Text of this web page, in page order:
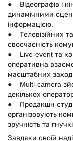
● Відеографів і
динамічними
інформацією.
● Телевізійних
своєчасність
● Live-event та
оперативна
масштабних
● Multi-camera
декількох
● Продакшн
організовують
зручність та
Завдяки своїй